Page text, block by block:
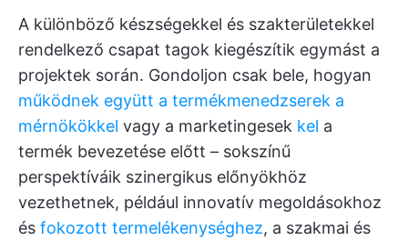
A különböző készségekkel és szakterületekkel
rendelkező csapat tagok kiegészítik egymást a
projektek során. Gondoljon csak bele, hogyan
működnek együtt a termékmenedzserek a
mérnökökkel vagy a marketingesek kel a
termék bevezetése előtt – sokszínű
perspektíváik szinergikus előnyökhöz
vezethetnek, például innovatív megoldásokhoz
és fokozott termelékenységhez, a szakmai és